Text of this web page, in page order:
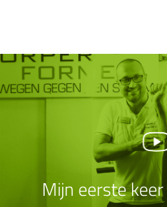
Mijn eerste